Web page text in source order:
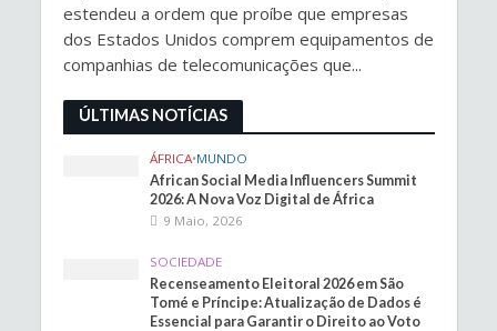
estendeu a ordem que proíbe que empresas
dos Estados Unidos comprem equipamentos de
companhias de telecomunicações que...
ÚLTIMAS NOTÍCIAS
ÁFRICA•MUNDO
African Social Media Influencers Summit
2026: A Nova Voz Digital de África
9 Maio, 2026
SOCIEDADE
Recenseamento Eleitoral 2026 em São
Tomé e Príncipe: Atualização de Dados é
Essencial para Garantir o Direito ao Voto